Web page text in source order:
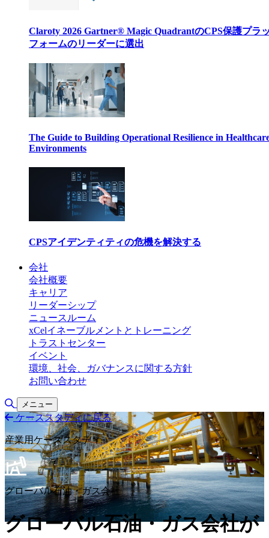
Claroty 2026 Gartner® Magic QuadrantのCPS保護プラ
フォームのリーダーに選出
The Guide to Building Operational Resilience in
Environments
CPSアイデンティティの危機を解決する
会社
会社概要
キャリア
リーダーシップ
ニュースルーム
xCelイネーブルメントとトレーニング
トラストセンター
イベント
環境、社会、ガバナンスに関する方針
お問い合わせ
検索の切り替え
メニュー
ケーススタディに戻る
産業用ケーススタディ
グローバル石油・ガス会社
グローバル石油・ガス会社が